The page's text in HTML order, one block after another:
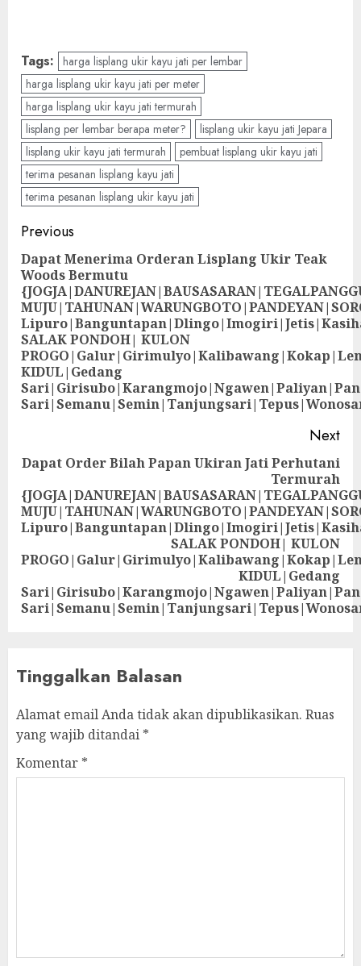
Tags: harga lisplang ukir kayu jati per lembar
harga lisplang ukir kayu jati per meter
harga lisplang ukir kayu jati termurah
lisplang per lembar berapa meter?
lisplang ukir kayu jati Jepara
lisplang ukir kayu jati termurah
pembuat lisplang ukir kayu jati
terima pesanan lisplang kayu jati
terima pesanan lisplang ukir kayu jati
Previous
Dapat Menerima Orderan Lisplang Ukir Teak
Woods Bermutu
SALAK PONDOH| KULON
KIDUL|Gedang
Next
Dapat Order Bilah Papan Ukiran Jati Perhutani
Termurah
SALAK PONDOH| KULON
KIDUL|Gedang
Tinggalkan Balasan
Alamat email Anda tidak akan dipublikasikan. Ruas
yang wajib ditandai *
Komentar *